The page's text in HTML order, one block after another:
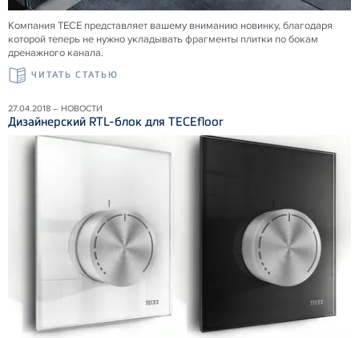
Компания ТЕСЕ представляет вашему вниманию новинку, благодаря
которой теперь не нужно укладывать фрагменты плитки по бокам
дренажного канала.
ЧИТАТЬ СТАТЬЮ
27.04.2018 – НОВОСТИ
Дизайнерский RTL-блок для TECEfloor